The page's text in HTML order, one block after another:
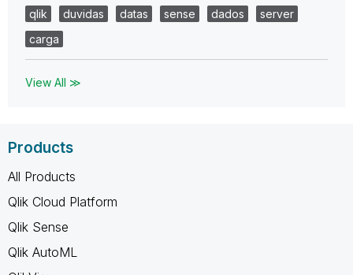
qlik
duvidas datas sense dados
server
carga
View All ≫
Products
All Products
Qlik Cloud Platform
Qlik Sense
Qlik AutoML